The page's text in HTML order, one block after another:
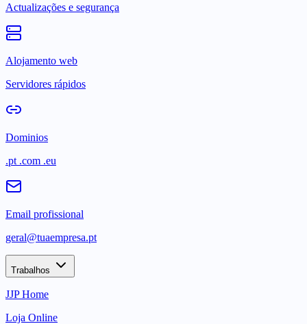
Actualizações e segurança
Alojamento web
Servidores rápidos
Dominios
.pt .com .eu
Email profissional
geral@tuaempresa.pt
Trabalhos
JJP Home
Loja Online